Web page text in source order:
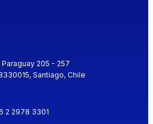
205 - 257
Santiago, Chile
2 2978 3301